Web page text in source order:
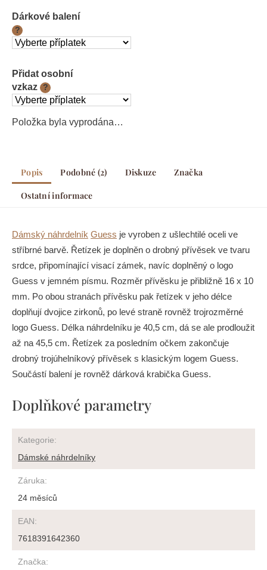
Dárkové balení
?
Přidat osobní
vzkaz
?
Položka byla vyprodána…
Popis Podobné (2) Diskuze Značka
Ostatní informace
Dámský náhrdelník Guess je vyroben z ušlechtilé oceli ve
stříbrné barvě. Řetízek je doplněn o drobný přívěsek ve tvaru
srdce, připomínající visací zámek, navíc doplněný o logo
Guess v jemném písmu. Rozměr přívěsku je přibližně 16 x 10
mm. Po obou stranách přívěsku pak řetízek v jeho délce
doplňují dvojice zirkonů, po levé straně rovněž trojrozměrné
logo Guess. Délka náhrdelníku je 40,5 cm, dá se ale prodloužit
až na 45,5 cm. Řetízek za posledním očkem zakončuje
drobný trojúhelníkový přívěsek s klasickým logem Guess.
Součástí balení je rovněž dárková krabička Guess.
Doplňkové parametry
Kategorie:
Dámské náhrdelníky
Záruka:
24 měsíců
EAN:
7618391642360
Značka: